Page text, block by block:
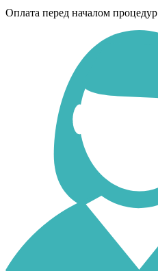
Оплата перед началом процедур